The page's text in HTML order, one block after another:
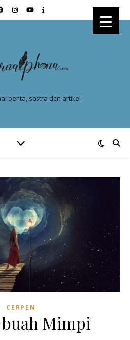
berita, sastra dan artikel
CERPEN
Mimpi